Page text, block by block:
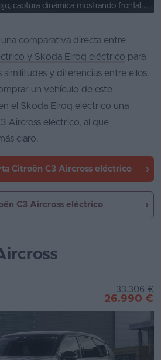
Citroën C3 Aircross en rojo, captura dinámica mostrando frontal y lateral.
comparativa directa entre
y Skoda Elroq eléctrico para
similitudes y diferencias entre ellos.
un vehículo de este
el Skoda Elroq eléctrico una
Aircross eléctrico, al que
claro.
Citroën C3 Aircross eléctrico
C3 Aircross eléctrico
33.306 €
26.990 €